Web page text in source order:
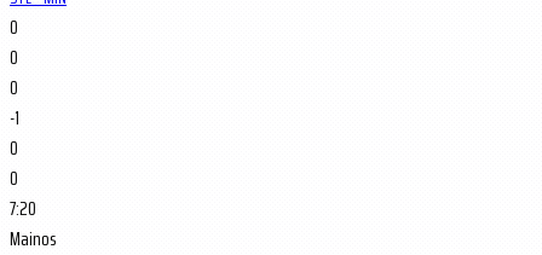
0
0
0
-1
0
0
7:20
Mainos